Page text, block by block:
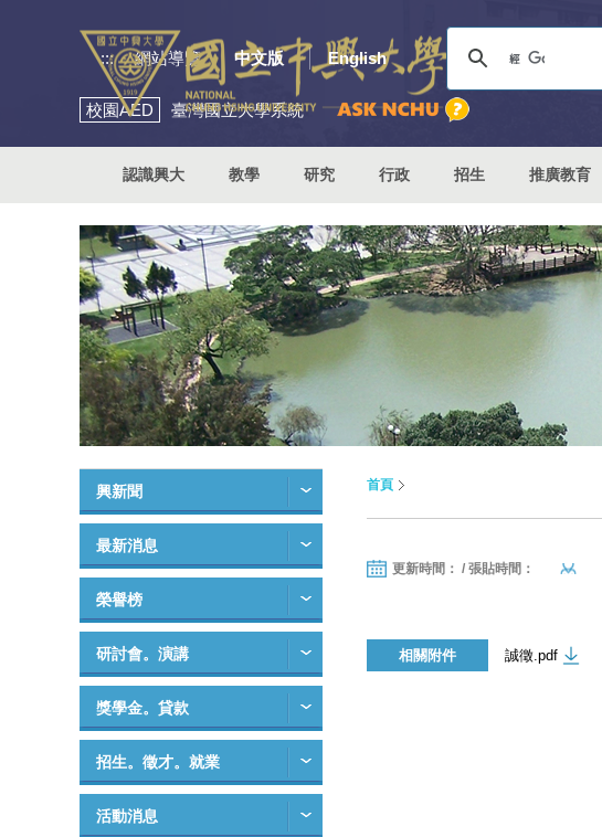
::: 網站導覽 中文版 English
校園AED 臺灣國立大學系統
認識興大 教學 研究 行政 招生 推廣教育
興新聞
最新消息
榮譽榜
研討會。演講
獎學金。貸款
招生。徵才。就業
活動消息
首頁
更新時間： / 張貼時間：
相關附件 誠徵.pdf